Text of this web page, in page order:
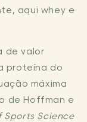
aqui whey e
de valor
proteína do
máxima
de Hoffman e
Sports Science